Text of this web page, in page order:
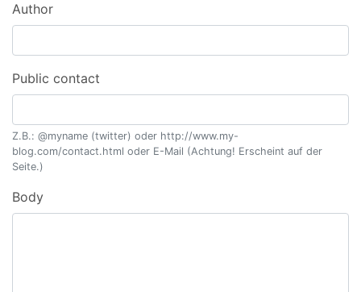
Author
Public contact
Z.B.: @myname (twitter) oder http://www.my-
blog.com/contact.html oder E-Mail (Achtung! Erscheint auf der
Seite.)
Body